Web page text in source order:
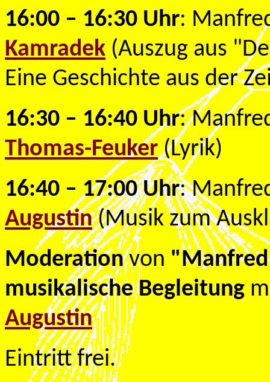
16:00 – 16:30 Uhr:
Kamradek (Auszug aus
Eine Geschichte aus der
16:30 – 16:40 Uhr:
Thomas-Feuker(Lyrik)
16:40 – 17:00 Uhr:
Augustin(Musik zum
Moderationvon
musikalische Begleitung
Augustin
Eintritt frei.